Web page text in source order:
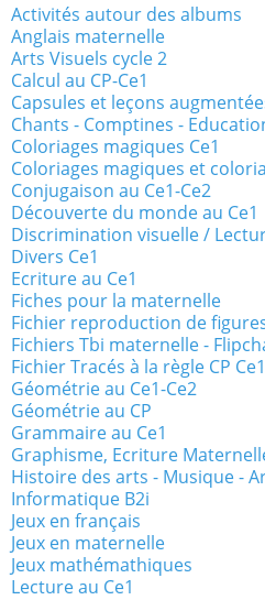
Activités autour des albums
Anglais maternelle
Arts Visuels cycle 2
Calcul au CP-Ce1
Capsules et leçons
Chants - Comptines -
Coloriages magiques Ce1
Coloriages magiques et
Conjugaison au Ce1-Ce2
Découverte du monde au Ce1
Discrimination visuelle /
Divers Ce1
Ecriture au Ce1
Fiches pour la maternelle
Fichier reproduction de
Fichiers Tbi maternelle -
Fichier Tracés à la règle CP Ce1
Géométrie au Ce1-Ce2
Géométrie au CP
Grammaire au Ce1
Graphisme, Ecriture
Histoire des arts - Musique -
Informatique B2i
Jeux en français
Jeux en maternelle
Jeux mathémathiques
Lecture au Ce1